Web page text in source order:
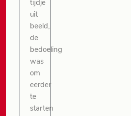
tijdje
uit
beeld,
de
bedoeling
was
om
eerder
te
starten